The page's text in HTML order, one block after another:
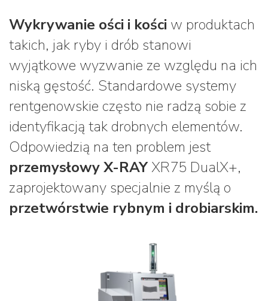
Wykrywanie ości i kości w produktach
takich, jak ryby i drób stanowi
wyjątkowe wyzwanie ze względu na ich
niską gęstość. Standardowe systemy
rentgenowskie często nie radzą sobie z
identyfikacją tak drobnych elementów.
Odpowiedzią na ten problem jest
przemysłowy X-RAYXR75 DualX+,
zaprojektowany specjalnie z myślą o
przetwórstwie rybnym i drobiarskim.